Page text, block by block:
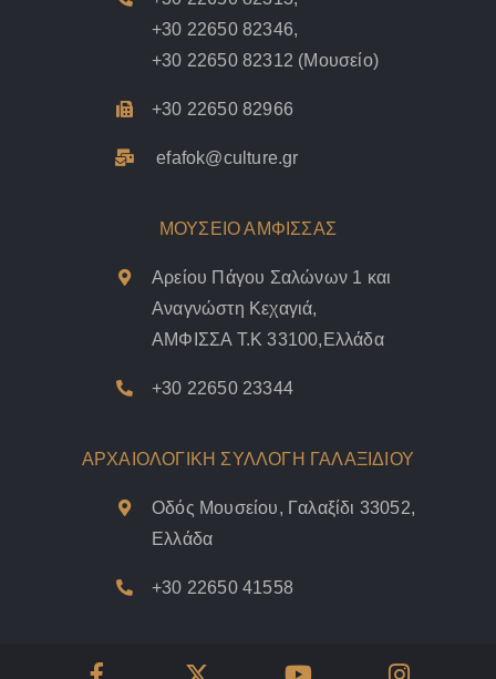
+30 22650 82346,
+30 22650 82312 (Μουσείο)
+30 22650 82966
efafok@culture.gr
ΜΟΥΣΕΙΟ ΑΜΦΙΣΣΑΣ
Αρείου Πάγου Σαλώνων 1 και
Αναγνώστη Κεχαγιά,
ΑΜΦΙΣΣΑ Τ.Κ 33100,Ελλάδα
+30 22650 23344
ΑΡΧΑΙΟΛΟΓΙΚΗ ΣΥΛΛΟΓΗ ΓΑΛΑΞΙΔΙΟΥ
Οδός Μουσείου, Γαλαξίδι 33052,
Ελλάδα
+30 22650 41558